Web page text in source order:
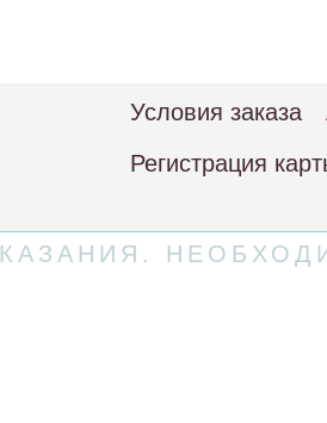
Условия заказа
Регистрация